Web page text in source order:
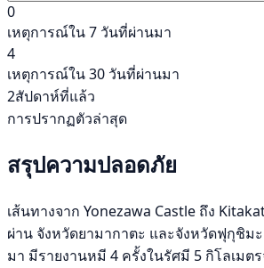
0
เหตุการณ์ใน 7 วันที่ผ่านมา
4
เหตุการณ์ใน 30 วันที่ผ่านมา
2สัปดาห์ที่แล้ว
การปรากฏตัวล่าสุด
สรุปความปลอดภัย
เส้นทางจาก Yonezawa Castle ถึง
ผ่าน จังหวัดยามากาตะ และจังหวัดฟุกุชิม
มา มีรายงานหมี 4 ครั้งในรัศมี 5 กิโลเมต